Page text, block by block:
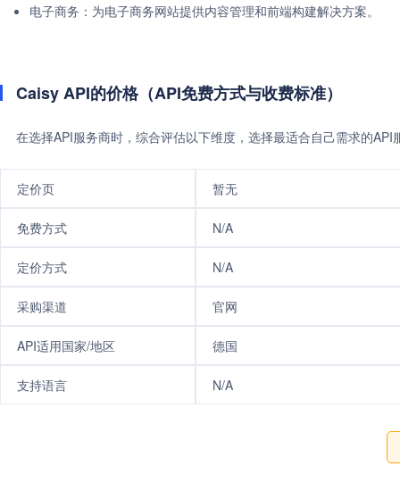
电子商务：为电子商务网站提供内容管理和前端构建解决方案。
Caisy API的价格（API免费方式与收费标准）
在选择API服务商时，综合评估以下维度，选择最适合自己需求的
定价页 暂无
免费方式 N/A
定价方式 N/A
采购渠道 官网
API适用国家/地区 德国
支持语言 N/A